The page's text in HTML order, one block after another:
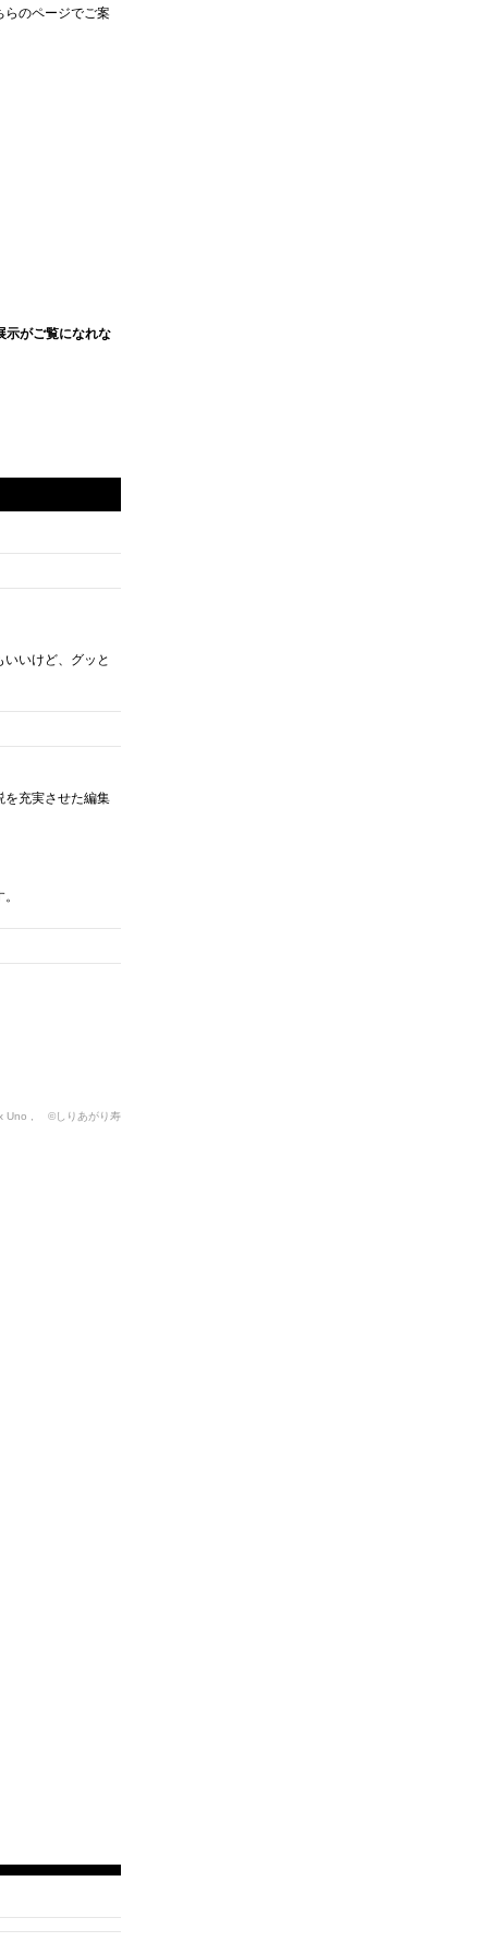
のページでご案
示がご覧になれな
いけど、グッと
を充実させた編集
Uno , ©しりあがり寿